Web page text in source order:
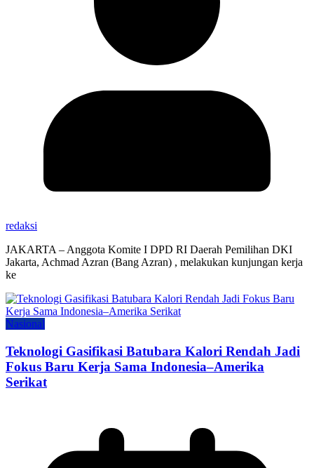
redaksi
JAKARTA – Anggota Komite I DPD RI Daerah Pemilihan DKI
Jakarta, Achmad Azran (Bang Azran) , melakukan kunjungan kerja
ke
Nasional
Teknologi Gasifikasi Batubara Kalori Rendah Jadi
Fokus Baru Kerja Sama Indonesia–Amerika
Serikat